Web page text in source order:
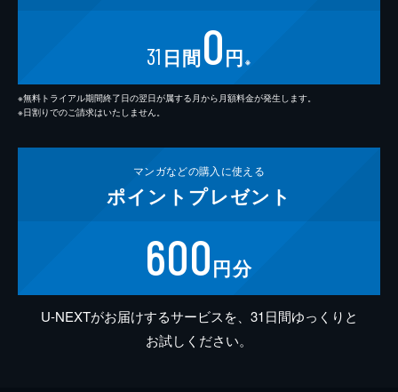
31 日間0円 ※
※無料トライアル期間終了日の翌日が属する月から月額料金が発生します。
※日割りでのご請求はいたしません。
マンガなどの購入に使える
ポイント プレゼント
600円分
U-NEXTがお届けするサービスを、31日間ゆっくりと
お試しください。